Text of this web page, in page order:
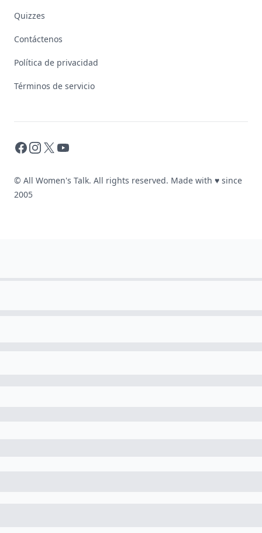
Quizzes
Contáctenos
Política de privacidad
Términos de servicio
Facebook
Instagram
X YouTube
© All Women's Talk. All rights reserved. Made with ♥ since
2005